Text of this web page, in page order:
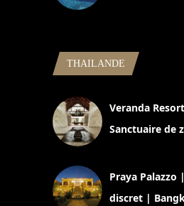
THAILANDE
Veranda
Sanctuaire de
Praya
discret |